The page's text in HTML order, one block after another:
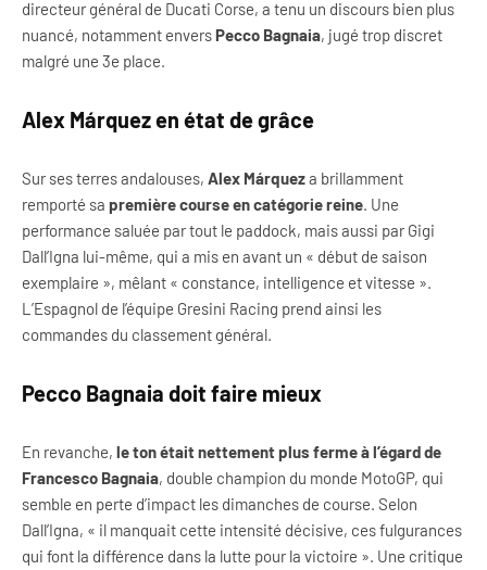
directeur général de Ducati Corse, a tenu un discours bien plus
nuancé, notamment enversPecco Bagnaia, jugé trop discret
malgré une 3e place.
Alex Márquez en état de grâce
Sur ses terres andalouses, Alex Márqueza brillamment
remporté sa première course en catégorie reine. Une
performance saluée par tout le paddock, mais aussi par Gigi
Dall’Igna lui-même, qui a mis en avant un « début de saison
exemplaire », mêlant « constance, intelligence et vitesse ».
L’Espagnol de l’équipe Gresini Racing prend ainsi les
commandes du classement général.
Pecco Bagnaia doit faire mieux
En revanche, le ton était nettement plus ferme à l’égard de
Francesco Bagnaia, double champion du monde MotoGP, qui
semble en perte d’impact les dimanches de course. Selon
Dall’Igna, « il manquait cette intensité décisive, ces fulgurances
qui font la différence dans la lutte pour la victoire ». Une critique